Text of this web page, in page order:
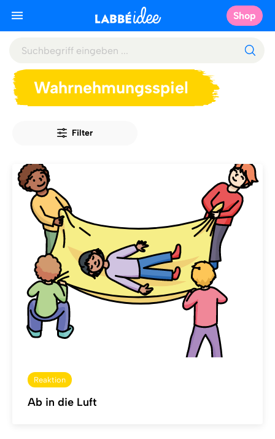
Shop
Wahrnehmungsspiel
Filter
Reaktion
Ab in die Luft